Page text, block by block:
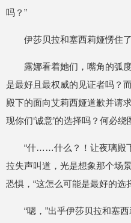
吗？”
伊莎贝拉和塞西莉娅愣住
露娜看着她们，嘴角的弧
是最好且最权威的见证者吗？
殿下的面向艾莉西娅道歉并请
现你们‘诚意’的选择吗？何必绕
“什……什么？！让夜璃殿
拉失声叫道，光是想象那个场
恐惧，“这怎么可能是最好的选
“嗯，”出乎伊莎贝拉和塞